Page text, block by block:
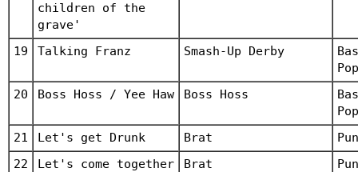
children of the
grave'
19 Talking Franz Smash-Up Derby
Pop
20
Boss Hoss / Yee Haw Boss Hoss
Pop
21
Let's get Drunk Brat
22
Let's come together Brat